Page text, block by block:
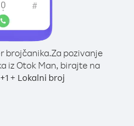
brojčanika.Za pozivanje
iz Otok Man, birajte na
+1+ Lokalni broj